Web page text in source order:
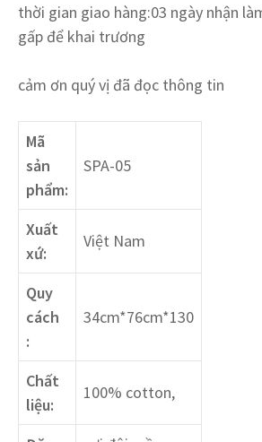
thời gian giao hàng:03 ngày nhận
gấp để khai trương
cảm ơn quý vị đã đọc thông tin
Mã
sản
phẩm:
SPA-05
Xuất
xứ:
Việt Nam
Quy
cách
:
34cm*76cm*130
Chất
liệu:
100% cotton,